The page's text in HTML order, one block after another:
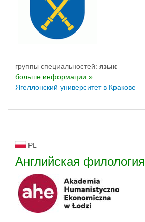
группы специальностей: язык
больше информации »
Ягеллонский университет в Кракове
PL
Английская филология